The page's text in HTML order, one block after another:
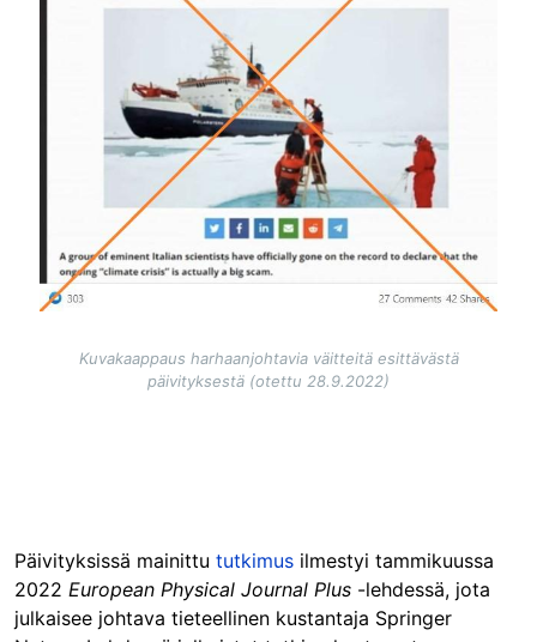
Kuvakaappaus harhaanjohtavia väitteitä esittävästä
päivityksestä (otettu 28.9.2022)
Päivityksissä mainittu tutkimus ilmestyi tammikuussa
2022 European Physical Journal Plus -lehdessä, jota
julkaisee johtava tieteellinen kustantaja Springer